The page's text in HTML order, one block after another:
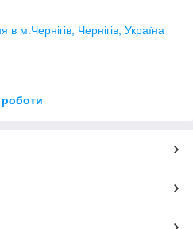
в м.Чернігів, Чернігів, Україна
роботи